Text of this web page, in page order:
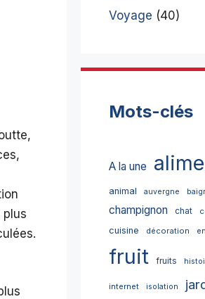
plus
Voyage (40)
Mots-clés
A la une
animal auvergne
champignon chat
cuisine décoration
fruit fruits
internet isolation